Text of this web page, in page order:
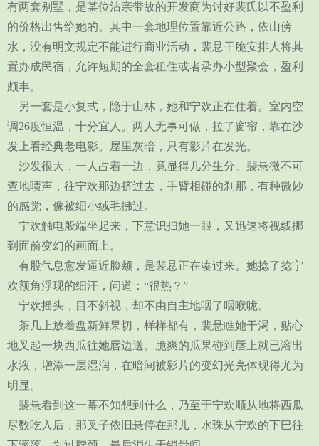
有两套别墅，是某位沾亲带故的开发商为讨好裴氏以不盈利
的价格出售给她的。其中一套地理位置靠近公路，依山傍
水，没有明文规定不能进行商业活动，裴悬干脆安排人将其
置办成民宿，允许短期的全套租住或者承办小型聚会，盈利
颇丰。
另一套是小复式，隐于山林，她和宁欢正在住着。室内空
调26度恒温，十分宜人。两人无事可做，拉了窗帘，靠在沙
发上看经典老电影。屋里灰暗，只有影片在发光。
沙发很大，一人占着一边，竟显得几分生分。裴悬微不可
查地啧声，往宁欢那边挤过去，手臂相碰的刹那，有种微妙
的感觉，像被细小绒毛拂过。
宁欢触电般端坐起来，下意识扫她一眼，又迅速将视线挪
到面前变幻的画面上。
有股气息愈发逼近脸颊，是裴悬正在凑过来。她捻了捻宁
欢额角浮现的细汗，问道：“很热？”
宁欢摇头，目不斜视，却不由自主地咽了咽喉咙。
茶几上放着盘新鲜果切，样样都有，裴悬瞧她干渴，贴心
地叉起一块西瓜往她唇边送。脆爽的瓜果碰到唇上就已溶出
水液，增添一层湿润，在暗间被影片的变幻光亮体现得尤为
明显。
裴悬看到这一幕不知想到什么，乃至于宁欢顺从地将西瓜
尽数吃入后，那叉子依旧悬停在那儿，水珠从宁欢的下巴往